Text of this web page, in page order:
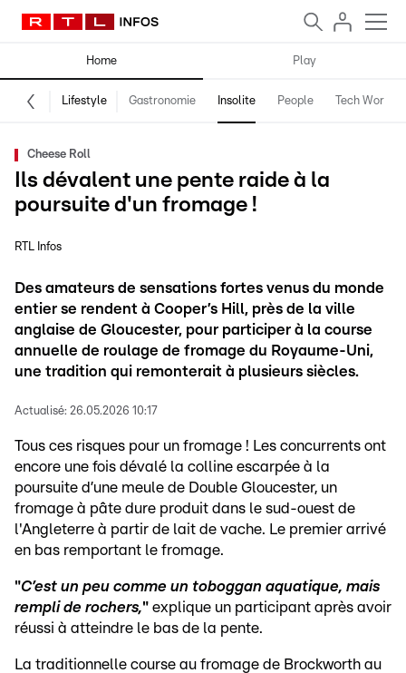
Home Play
Lifestyle Gastronomie Insolite People Tech World
Cheese Roll
Ils dévalent une pente raide à la
poursuite d'un fromage !
RTL Infos
Des amateurs de sensations fortes venus du monde
entier se rendent à Cooper’s Hill, près de la ville
anglaise de Gloucester, pour participer à la course
annuelle de roulage de fromage du Royaume-Uni,
une tradition qui remonterait à plusieurs siècles.
Actualisé: 26.05.2026 10:17
Tous ces risques pour un fromage ! Les concurrents ont
encore une fois dévalé la colline escarpée à la
poursuite d’une meule de Double Gloucester, un
fromage à pâte dure produit dans le sud-ouest de
l'Angleterre à partir de lait de vache. Le premier arrivé
en bas remportant le fromage.
"C’est un peu comme un toboggan aquatique, mais
rempli de rochers," explique un participant après avoir
réussi à atteindre le bas de la pente.
La traditionnelle course au fromage de Brockworth au